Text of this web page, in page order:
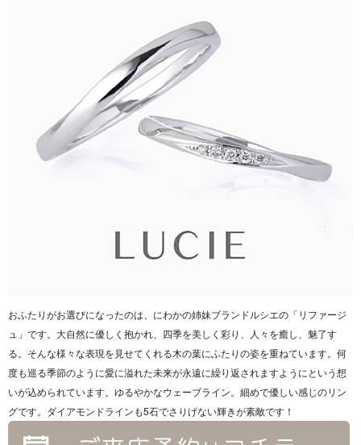
おふたりがお選びになったのは、にわかの姉妹ブランドルシエの「リファージ
ュ」です。大自然に優しく抱かれ、四季を美しく彩り、人々を癒し、魅了す
る。そんな様々な表現を見せてくれる木の葉にふたりの姿を重ねています。何
度も巡る季節のように愛に溢れた未来が永遠に繰り返されますようにという想
いが込められています。ゆるやかなウェーブライン。細めで優しい感じのリン
グです。ダイアモンドラインも5石でさりげない輝きが素敵です！